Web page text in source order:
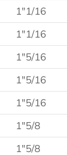
1″1/16
1″1/16
1″5/16
1″5/16
1″5/16
1″5/8
1″5/8